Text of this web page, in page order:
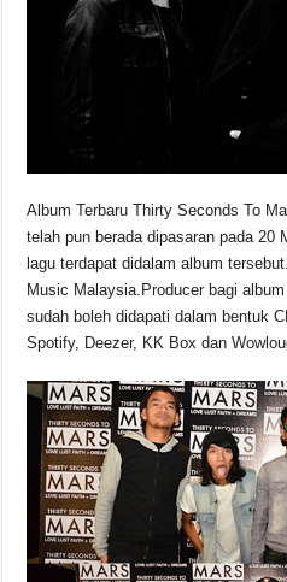
o
p
Album Terbaru Thirty Seconds To
telah pun berada dipasaran pada 20
lagu terdapat didalam album
Music Malaysia.Producer bagi
sudah boleh didapati dalam bentuk
Spotify, Deezer, KK Box dan